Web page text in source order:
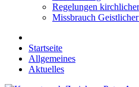
Regelungen
Missbrauch
Startseite
Allgemeines
Aktuelles